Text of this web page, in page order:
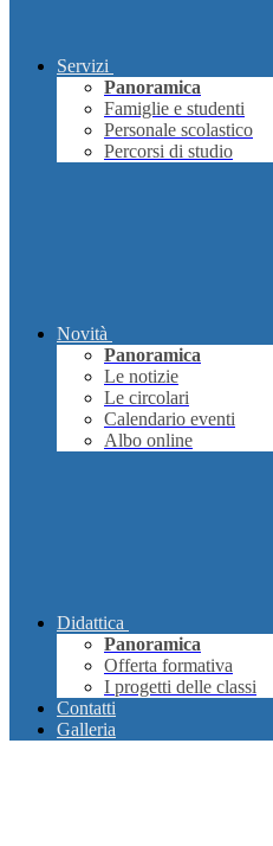
Servizi
Panoramica
Famiglie e studenti
Personale scolastico
Percorsi di studio
Novità
Panoramica
Le notizie
Le circolari
Calendario eventi
Albo online
Didattica
Panoramica
Offerta formativa
I progetti delle classi
Contatti
Galleria